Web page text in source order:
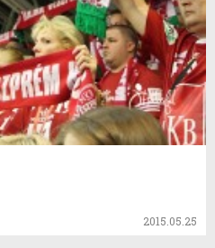
2015.05.25